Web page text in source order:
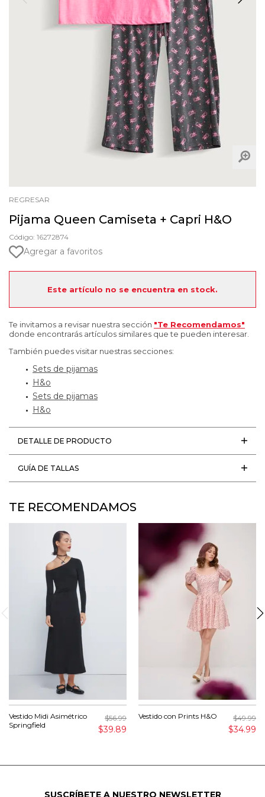
REGRESAR
Pijama Queen Camiseta + Capri H&O
Código: 16272874
Agregar a favoritos
Este artículo no se encuentra en stock.
Te invitamos a revisar nuestra sección "Te Recomendamos"
donde encontrarás artículos similares que te pueden interesar.
También puedes visitar nuestras secciones:
Sets de pijamas
H&o
Sets de pijamas
H&o
DETALLE DE PRODUCTO
GUÍA DE TALLAS
TE RECOMENDAMOS
Vestido Midi Asimétrico
Springfield
$56.99
$39.89
Vestido con Prints H&O $49.99
$34.99
SUSCRÍBETE A NUESTRO NEWSLETTER